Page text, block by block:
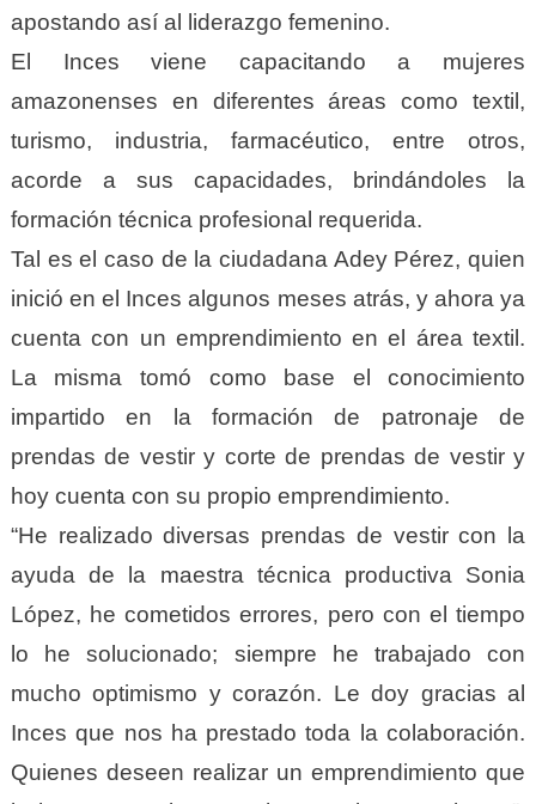
apostando así al liderazgo femenino.
El Inces viene capacitando a mujeres
amazonenses en diferentes áreas como textil,
turismo, industria, farmacéutico, entre otros,
acorde a sus capacidades, brindándoles la
formación técnica profesional requerida.
Tal es el caso de la ciudadana Adey Pérez, quien
inició en el Inces algunos meses atrás, y ahora ya
cuenta con un emprendimiento en el área textil.
La misma tomó como base el conocimiento
impartido en la formación de patronaje de
prendas de vestir y corte de prendas de vestir y
hoy cuenta con su propio emprendimiento.
“He realizado diversas prendas de vestir con la
ayuda de la maestra técnica productiva Sonia
López, he cometidos errores, pero con el tiempo
lo he solucionado; siempre he trabajado con
mucho optimismo y corazón. Le doy gracias al
Inces que nos ha prestado toda la colaboración.
Quienes deseen realizar un emprendimiento que